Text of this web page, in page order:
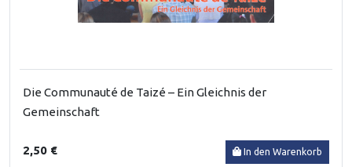
Die Communauté de Taizé – Ein Gleichnis der
Gemeinschaft
2,50 € In den Warenkorb